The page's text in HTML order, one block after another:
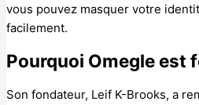
vous pouvez masquer votre
facilement.
Pourquoi Omegle est
Son fondateur, Leif K-Brooks, a